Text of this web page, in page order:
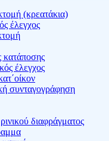
(κρεατάκια)
έλεγχος
κατάποσης
έλεγχος
συνταγογράφηση
διαφράγματος